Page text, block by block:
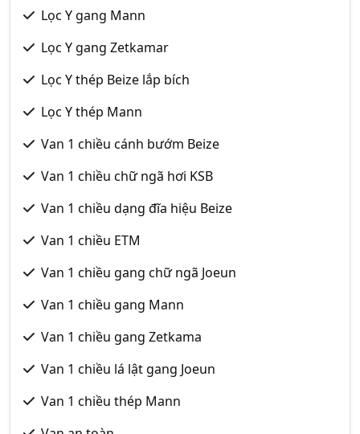
Lọc Y gang Mann
Lọc Y gang Zetkamar
Lọc Y thép Beize lắp bích
Lọc Y thép Mann
Van 1 chiều cánh bướm Beize
Van 1 chiều chữ ngã hơi KSB
Van 1 chiều dạng đĩa hiệu Beize
Van 1 chiều ETM
Van 1 chiều gang chữ ngã Joeun
Van 1 chiều gang Mann
Van 1 chiều gang Zetkama
Van 1 chiều lá lật gang Joeun
Van 1 chiều thép Mann